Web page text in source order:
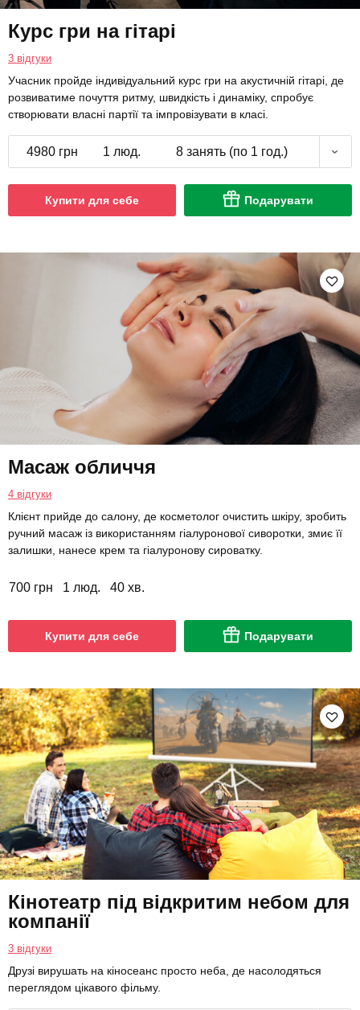
Курс гри на гітарі
3 відгуки
Учасник пройде індивідуальний курс гри на акустичній гітарі, де
розвиватиме почуття ритму, швидкість і динаміку, спробує
створювати власні партії та імпровізувати в класі.
4980 грн 1 люд. 8 занять (по 1 год.)
Купити для себе Подарувати
Масаж обличчя
4 відгуки
Клієнт прийде до салону, де косметолог очистить шкіру, зробить
ручний масаж із використанням гіалуронової сиворотки, змиє її
залишки, нанесе крем та гіалуронову сироватку.
700 грн 1 люд. 40 хв.
Купити для себе Подарувати
Кінотеатр під відкритим небом для
компанії
3 відгуки
Друзі вирушать на кіносеанс просто неба, де насолодяться
переглядом цікавого фільму.